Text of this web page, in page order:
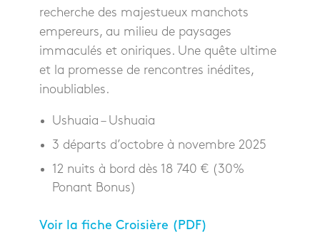
recherche des majestueux manchots
empereurs, au milieu de paysages
immaculés et oniriques. Une quête ultime
et la promesse de rencontres inédites,
inoubliables.
Ushuaia – Ushuaia
3 départs d’octobre à novembre 2025
12 nuits à bord dès 18 740 € (30%
Ponant Bonus)
Voir la fiche Croisière (PDF)